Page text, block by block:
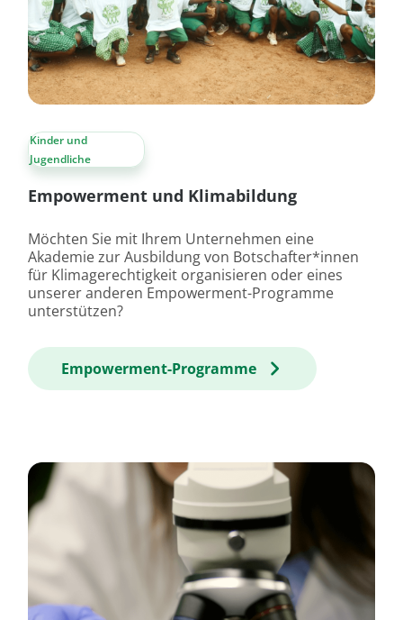
Kinder und
Jugendliche
Empowerment und Klimabildung
Möchten Sie mit Ihrem Unternehmen eine
Akademie zur Ausbildung von Botschafter*innen
für Klimagerechtigkeit organisieren oder eines
unserer anderen Empowerment-Programme
unterstützen?
Empowerment-Programme